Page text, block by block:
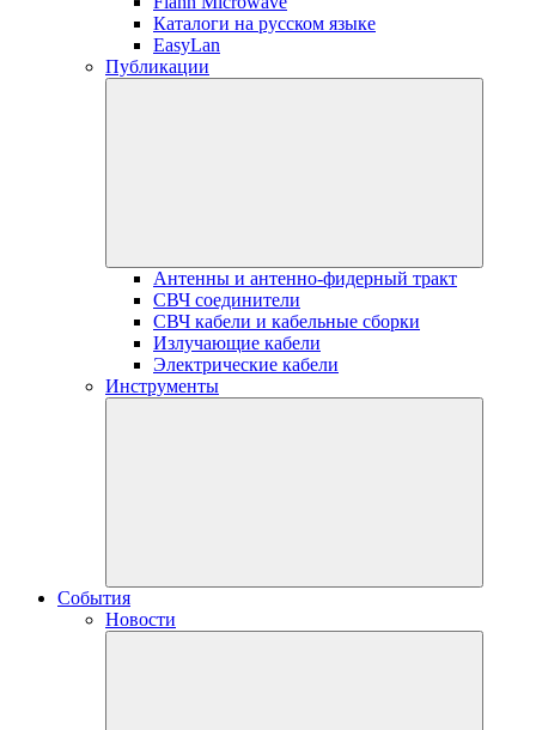
Каталоги на русском языке
EasyLan
Публикации
Антенны и антенно-фидерный тракт
СВЧ соединители
СВЧ кабели и кабельные сборки
Излучающие кабели
Электрические кабели
Инструменты
События
Новости